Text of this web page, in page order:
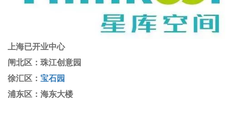
上海已开业中心
闸北区：珠江创意园
徐汇区： 宝石园
浦东区：海东大楼